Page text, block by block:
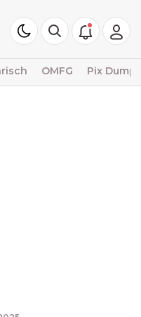
OMFG Pix Dump